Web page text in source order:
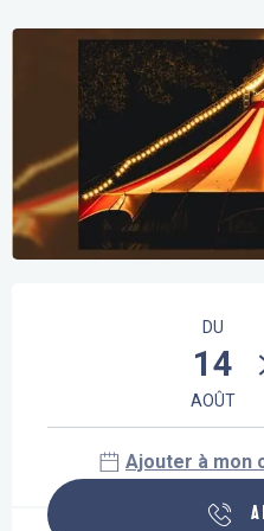
DU
14
AOÛT
Ajouter à mon